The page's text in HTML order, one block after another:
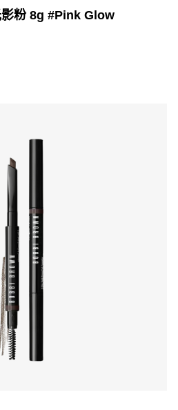
粉 8g #Pink Glow